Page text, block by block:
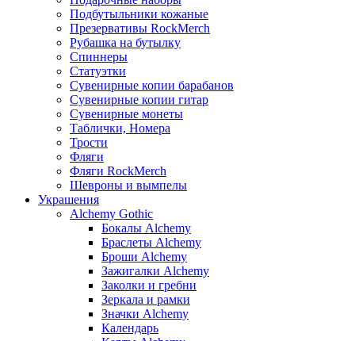
Подбутыльники кожаные
Презервативы RockMerch
Рубашка на бутылку
Спиннеры
Статуэтки
Сувенирные копии барабанов
Сувенирные копии гитар
Сувенирные монеты
Таблички, Номера
Трости
Фляги
Фляги RockMerch
Шевроны и вымпелы
Украшения
Alchemy Gothic
Бокалы Alchemy
Браслеты Alchemy
Броши Alchemy
Зажигалки Alchemy
Заколки и гребни
Зеркала и рамки
Значки Alchemy
Календарь